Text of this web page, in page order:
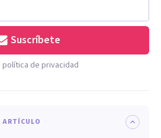
Suscríbete
de privacidad
ARTÍCULO